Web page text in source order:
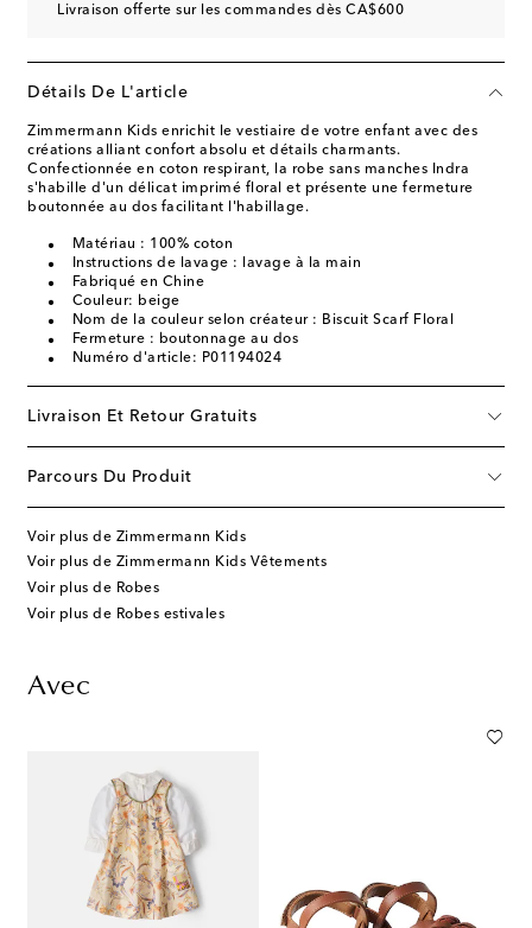
Livraison offerte sur les commandes dès CA$600
Détails De L'article
Zimmermann Kids enrichit le vestiaire de votre enfant avec des
créations alliant confort absolu et détails charmants.
Confectionnée en coton respirant, la robe sans manches Indra
s'habille d'un délicat imprimé floral et présente une fermeture
boutonnée au dos facilitant l'habillage.
Matériau : 100% coton
Instructions de lavage : lavage à la main
Fabriqué en Chine
Couleur: beige
Nom de la couleur selon créateur : Biscuit Scarf Floral
Fermeture : boutonnage au dos
Numéro d'article: P01194024
Livraison Et Retour Gratuits
Parcours Du Produit
Voir plus de Zimmermann Kids
Voir plus de Zimmermann Kids Vêtements
Voir plus de Robes
Voir plus de Robes estivales
Avec